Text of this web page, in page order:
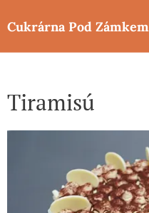
Cukrárna Pod Zámkem
Tiramisú